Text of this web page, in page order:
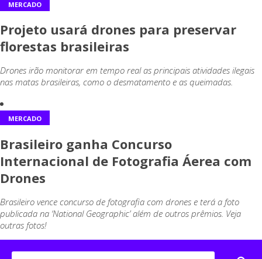
MERCADO
Projeto usará drones para preservar
florestas brasileiras
Drones irão monitorar em tempo real as principais atividades ilegais
nas matas brasileiras, como o desmatamento e as queimadas.
MERCADO
Brasileiro ganha Concurso
Internacional de Fotografia Áerea com
Drones
Brasileiro vence concurso de fotografia com drones e terá a foto
publicada na ‘National Geographic’ além de outros prêmios. Veja
outras fotos!